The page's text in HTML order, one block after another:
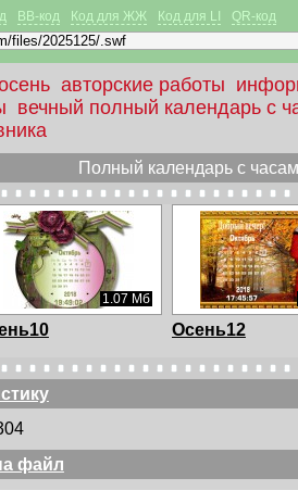
BB-код Код для ЖЖ Код для LI QR-код
авторские работы
вечный полный календарь с
Полный календарь с
1.07 Мб
Осень12
файл